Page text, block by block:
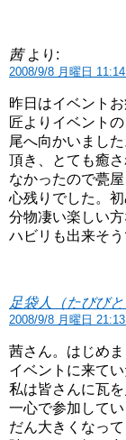
茜 より:
2008/9/8 月曜日
昨日はイベント
匠よりイベント
尾へ向かいまし
頂き、とても癒
なかったので甍
心残りでした。
分物凄い楽しい
ハビリも出来そう
足袋人（たびびと
2008/9/8 月曜日
茜さん。はじめま
イベントに来て
私は皆さんに瓦
一心で参加して
だん大きくなっ